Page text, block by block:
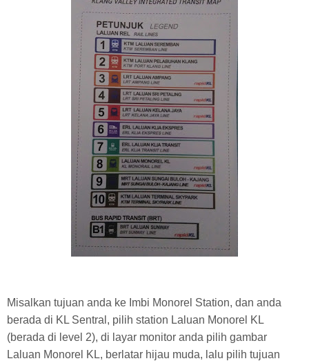
Misalkan tujuan anda ke Imbi Monorel Station, dan anda
berada di KL Sentral, pilih station Laluan Monorel KL
(berada di level 2), di layar monitor anda pilih gambar
Laluan Monorel KL, berlatar hijau muda, lalu pilih tujuan